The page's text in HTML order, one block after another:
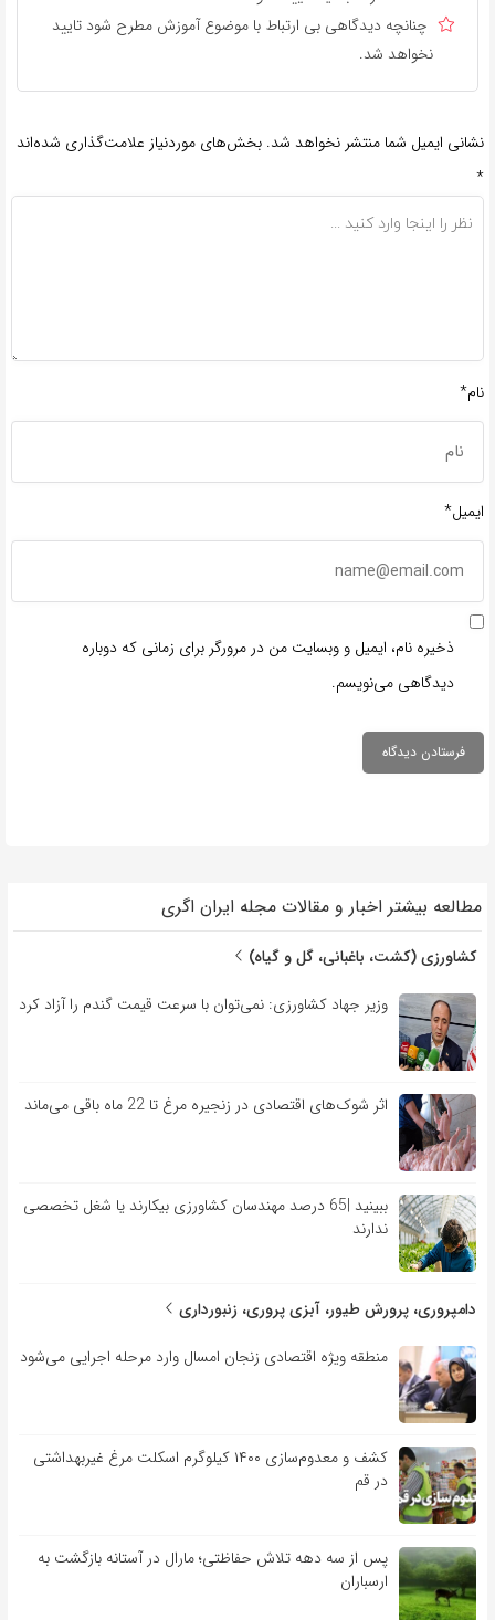
چنانچه دیدگاهی بی ارتباط با موضوع آموزش مطرح شود تایید
نخواهد شد.
نشانی ایمیل شما منتشر نخواهد شد. بخش‌های موردنیاز علامت‌گذاری شده‌اند
*
نام*
ایمیل*
ذخیره نام، ایمیل و وبسایت من در مرورگر برای زمانی که دوباره
دیدگاهی می‌نویسم.
مطالعه بیشتر اخبار و مقالات مجله ایران اگری
کشاورزی (کشت، باغبانی، گل و گیاه)
وزیر جهاد کشاورزی: نمی‌توان با سرعت قیمت گندم را آزاد کرد
اثر شوک‌های اقتصادی در زنجیره مرغ تا 22 ماه باقی می‌ماند
ببینید |65 درصد مهندسان کشاورزی بیکارند یا شغل تخصصی
ندارند
دامپروری، پرورش طیور، آبزی پروری، زنبورداری
منطقه ویژه اقتصادی زنجان امسال وارد مرحله اجرایی می‌شود
کشف و معدوم‌سازی ۱۴۰۰ کیلوگرم اسکلت مرغ غیربهداشتی
در قم
پس از سه دهه تلاش حفاظتی؛ مارال در آستانه بازگشت به
ارسباران